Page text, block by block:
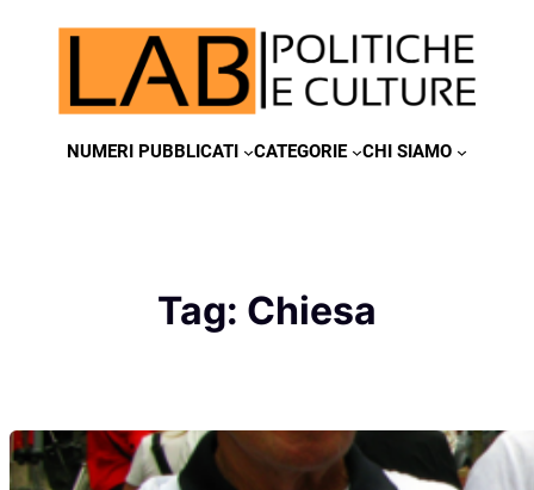
NUMERI PUBBLICATI CATEGORIE CHI SIAMO
Tag: Chiesa